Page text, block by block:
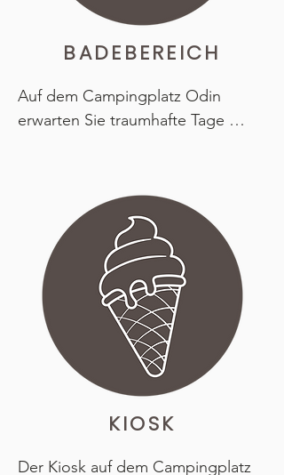
BADEBEREICH
Auf dem Campingplatz Odin
erwarten Sie traumhafte Tage
Sandstrand ist ideal für Familien
mit Kindern. Hier können die
Kleinen sicher am Wasser spielen
und Sandburgen bauen. Spüren
Sie den feinen Sand zwischen
Ihren Zehen und genießen Sie das
klare Wasser des Tyrifjords – der
perfekte Ort, um zu entspannen
und die wärmenden
Für noch mehr Spaß sorgt unser
KIOSK
Der Kiosk auf dem Campingplatz